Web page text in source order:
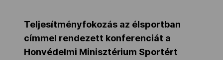
Társszervezetek
Teljesítményfokozás az élsportban
címmel rendezett konferenciát a
Honvédelmi Minisztérium Sportért